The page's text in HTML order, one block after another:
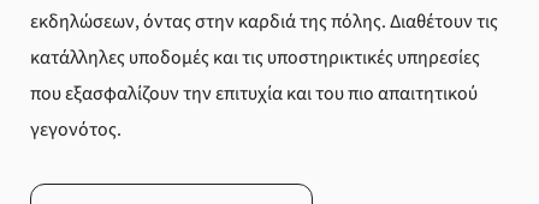
εκδηλώσεων, όντας στην καρδιά της πόλης. Διαθέτουν τις
κατάλληλες υποδομές και τις υποστηρικτικές υπηρεσίες
που εξασφαλίζουν την επιτυχία και του πιο απαιτητικού
γεγονότος.